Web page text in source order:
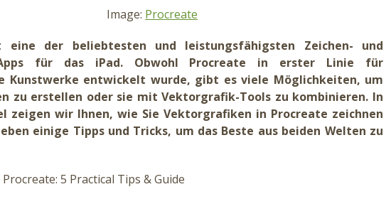
Image: Procreate
eine der beliebtesten und leistungsfähigsten Zeichen- und
Apps für das iPad. Obwohl Procreate in erster Linie für
Kunstwerke entwickelt wurde, gibt es viele Möglichkeiten, um
zu erstellen oder sie mit Vektorgrafik-Tools zu kombinieren. In
zeigen wir Ihnen, wie Sie Vektorgrafiken in Procreate zeichnen
einige Tipps und Tricks, um das Beste aus beiden Welten zu